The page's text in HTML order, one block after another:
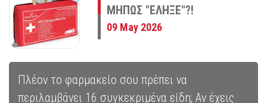
ΜΗΠΩΣ "ΕΛΗΞΕ"?!
09 May 2026
Πλέον το φαρμακείο σου πρέπει να
περιλαμβάνει 16 συγκεκριμένα είδη; Αν έχεις